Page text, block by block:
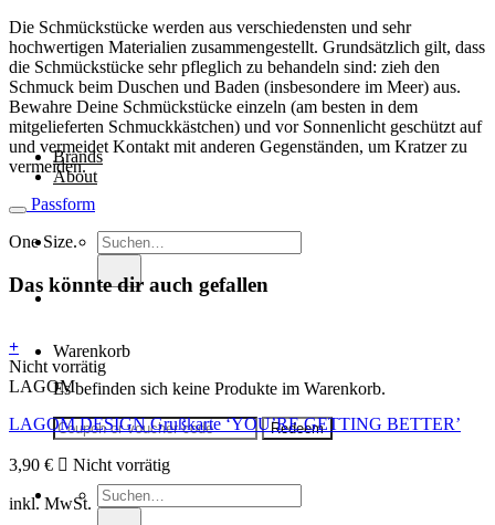
Brands
About
Suche
nach:
Warenkorb
Es befinden sich keine Produkte im Warenkorb.
Suche
nach:
Die Schmückstücke werden aus verschiedensten und sehr
hochwertigen Materialien zusammengestellt. Grundsätzlich gilt, dass
die Schmückstücke sehr pfleglich zu behandeln sind: zieh den
Schmuck beim Duschen und Baden (insbesondere im Meer) aus.
Bewahre Deine Schmückstücke einzeln (am besten in dem
mitgelieferten Schmuckkästchen) und vor Sonnenlicht geschützt auf
und vermeidet Kontakt mit anderen Gegenständen, um Kratzer zu
vermeiden.
Passform
One Size.
Das könnte dir auch gefallen
+
Nicht vorrätig
LAGOM
LAGOM DESIGN Grußkarte ‘YOU’RE GETTING BETTER’
3,90 € Nicht vorrätig
inkl. MwSt.